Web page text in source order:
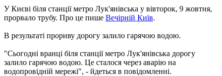
У Києві біля станції метро Лук'янівська у вівторок, 9 жовтня,
прорвало трубу. Про це пише Вечірній Київ.
В результаті прориву дорогу залило гарячою водою.
"Сьогодні вранці біля станції метро Лук'янівська дорогу
залило гарячою водою. Це сталося через аварію на
водопровідній мережі", - йдеться в повідомленні.